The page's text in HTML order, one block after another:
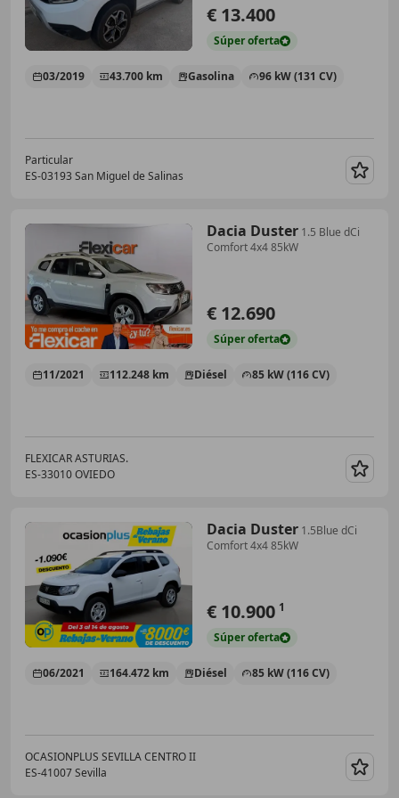
€ 13.400
Súperoferta
03/2019 43.700 km Gasolina 96 kW (131 CV)
Particular
ES-03193 San Miguel de Salinas
Dacia Duster 1.5 Blue dCi
Comfort 4x4 85kW
€ 12.690
Súperoferta
11/2021 112.248 km Diésel 85 kW (116 CV)
FLEXICAR ASTURIAS.
ES-33010 OVIEDO
Dacia Duster 1.5Blue dCi
Comfort 4x4 85kW
€ 10.900 1
Súperoferta
06/2021 164.472 km Diésel 85 kW (116 CV)
OCASIONPLUS SEVILLA CENTRO II
ES-41007 Sevilla